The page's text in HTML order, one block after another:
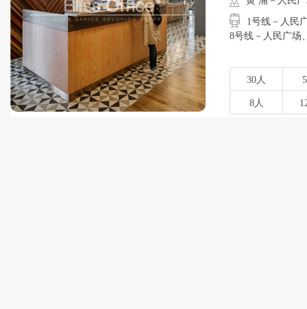
1号线－人民广
8号线－人民广场
30人
8人